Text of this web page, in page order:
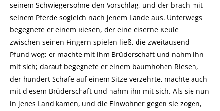
seinem Schwiegersohne den Vorschlag, und der brach mit
seinem Pferde sogleich nach jenem Lande aus. Unterwegs
begegnete er einem Riesen, der eine eiserne Keule
zwischen seinen Fingern spielen ließ, die zweitausend
Pfund wog; er machte mit ihm Brüderschaft und nahm ihn
mit sich; darauf begegnete er einem baumhohen Riesen,
der hundert Schafe auf einem Sitze verzehrte, machte auch
mit diesem Brüderschaft und nahm ihn mit sich. Als sie nun
in jenes Land kamen, und die Einwohner gegen sie zogen,